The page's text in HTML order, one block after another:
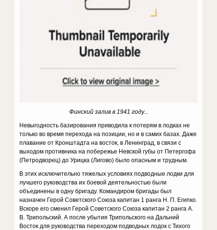
Финский залив в 1941 году...
Невыгодность базирования приводила к потерям в лодках не
только во время перехода на позиции, но и в самих базах. Даже
плавание от Кронштадта на восток, в Ленинград, в связи с
выходом противника на побережье Невской губы от Петергофа
(Петродворец) до Урицка (Лигово) было опасным и трудным.
В этих исключительно тяжелых условиях подводные лодки для
лучшего руководства их боевой деятельностью были
объединены в одну бригаду. Командиром бригады был
назначен Герой Советского Союза капитан 1 ранга Н. П. Египко.
Вскоре его сменил Герой Советского Союза капитан 2 ранга А.
В. Трипольский. А после убытия Трипольского на Дальний
Восток для руководства переходом подводных лодок с Тихого